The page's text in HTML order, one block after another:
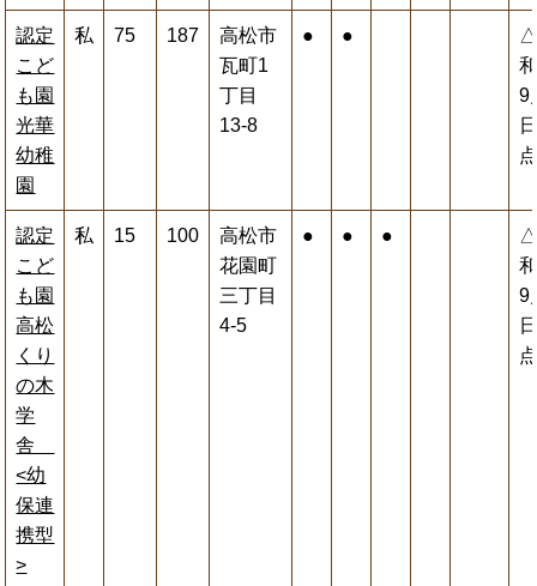
認定
こど
も園
光華
幼稚
園
私 75 187
高松市
瓦町1
丁目
13-8
● ●
△
9
認定
こど
も園
高松
くり
の木
学
舎
<幼
保連
携型
>
私 15 100
高松市
花園町
三丁目
4-5
● ● ●
△
9